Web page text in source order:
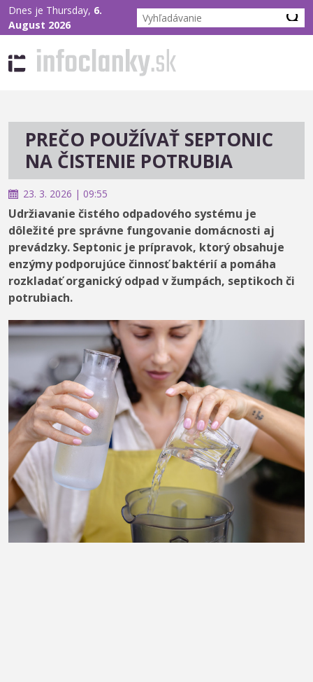
Dnes je Thursday, 6.
August 2026
PREČO POUŽÍVAŤ SEPTONIC
NA ČISTENIE POTRUBIA
23. 3. 2026 | 09:55
Udržiavanie čistého odpadového systému je
dôležité pre správne fungovanie domácnosti aj
prevádzky. Septonic je prípravok, ktorý obsahuje
enzýmy podporujúce činnosť baktérií a pomáha
rozkladať organický odpad v žumpách, septikoch či
potrubiach.